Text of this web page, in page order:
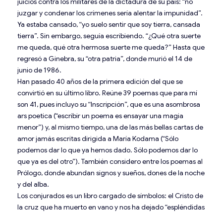
juzgar y condenar los crímenes sería alentar la impunidad”.
Ya estaba cansado, “yo suelo sentir que soy tierra, cansada
tierra”. Sin embargo, seguía escribiendo. “¿Qué otra suerte
me queda, qué otra hermosa suerte me queda?” Hasta que
regresó a Ginebra, su “otra patria”, donde murió el 14 de
junio de 1986.
Han pasado 40 años de la primera edición del que se
convirtió en su último libro. Reúne 39 poemas que para mí
son 41, pues incluyo su “Inscripción”, que es una asombrosa
ars poetica (“escribir un poema es ensayar una magia
menor”) y, al mismo tiempo, una de las más bellas cartas de
amor jamás escritas dirigida a María Kodama (“Sólo
podemos dar lo que ya hemos dado. Sólo podemos dar lo
que ya es del otro”). También considero entre los poemas al
Prólogo, donde abundan signos y sueños, dones de la noche
y del alba.
Los conjurados es un libro cargado de símbolos: el Cristo de
la cruz que ha muerto en vano y nos ha dejado “espléndidas